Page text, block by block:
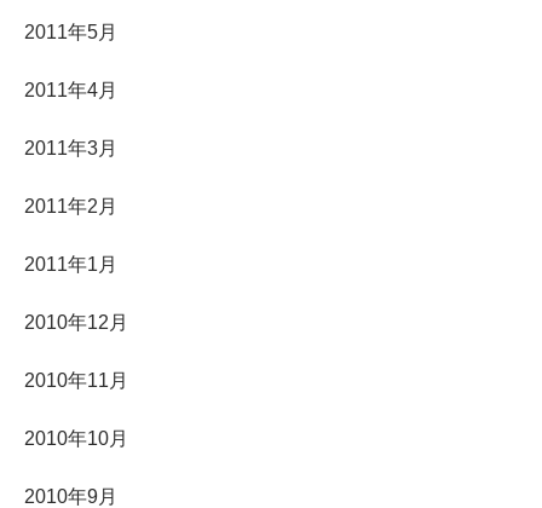
2011年5月
2011年4月
2011年3月
2011年2月
2011年1月
2010年12月
2010年11月
2010年10月
2010年9月